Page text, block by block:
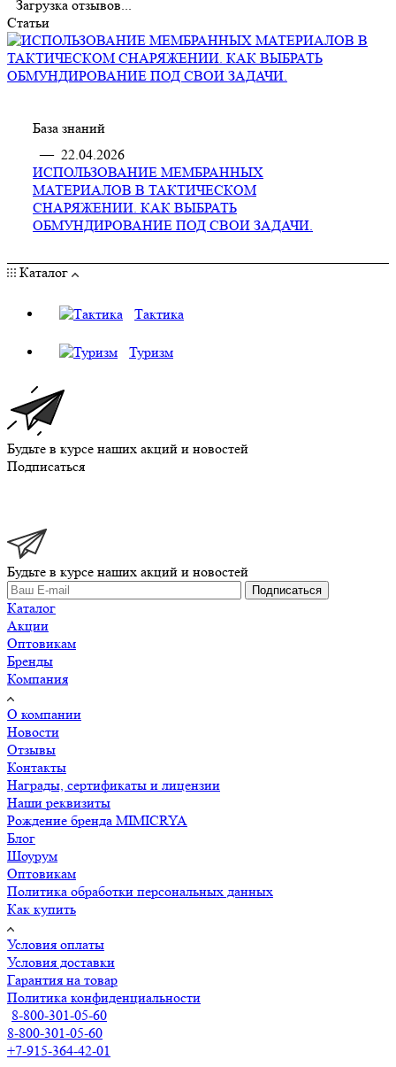
Загрузка отзывов...
Статьи
База знаний
— 22.04.2026
ИСПОЛЬЗОВАНИЕ МЕМБРАННЫХ
МАТЕРИАЛОВ В ТАКТИЧЕСКОМ
СНАРЯЖЕНИИ. КАК ВЫБРАТЬ
ОБМУНДИРОВАНИЕ ПОД СВОИ ЗАДАЧИ.
Каталог
Тактика
Туризм
Будьте в курсе наших акций и новостей
Подписаться
Будьте в курсе наших акций и новостей
Подписаться
Каталог
Акции
Оптовикам
Бренды
Компания
О компании
Новости
Отзывы
Контакты
Награды, сертификаты и лицензии
Наши реквизиты
Рождение бренда MIMICRYA
Блог
Шоурум
Оптовикам
Политика обработки персональных данных
Как купить
Условия оплаты
Условия доставки
Гарантия на товар
Политика конфиденциальности
8-800-301-05-60
8-800-301-05-60
+7-915-364-42-01